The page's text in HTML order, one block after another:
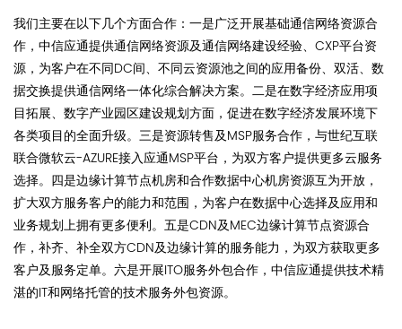
我们主要在以下几个方面合作：一是广泛开展基础通信网络资源合
作，中信应通提供通信网络资源及通信网络建设经验、CXP平台资
源，为客户在不同DC间、不同云资源池之间的应用备份、双活、数
据交换提供通信网络一体化综合解决方案。二是在数字经济应用项
目拓展、数字产业园区建设规划方面，促进在数字经济发展环境下
各类项目的全面升级。三是资源转售及MSP服务合作，与世纪互联
联合微软云-AZURE接入应通MSP平台，为双方客户提供更多云服务
选择。四是边缘计算节点机房和合作数据中心机房资源互为开放，
扩大双方服务客户的能力和范围，为客户在数据中心选择及应用和
业务规划上拥有更多便利。五是CDN及MEC边缘计算节点资源合
作，补齐、补全双方CDN及边缘计算的服务能力，为双方获取更多
客户及服务定单。六是开展ITO服务外包合作，中信应通提供技术精
湛的IT和网络托管的技术服务外包资源。